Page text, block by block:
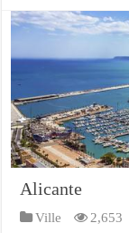
Alicante
Ville 2,653